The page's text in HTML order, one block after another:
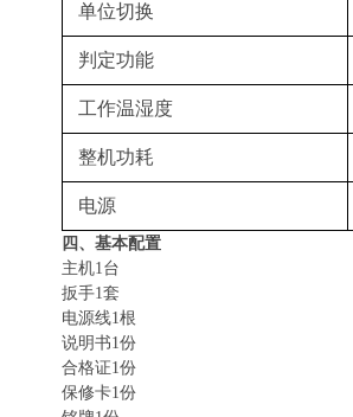
单位切换
判定功能
工作温湿度
整机功耗
电源
四、基本配置
主机1台
扳手1套
电源线1根
说明书1份
合格证1份
保修卡1份